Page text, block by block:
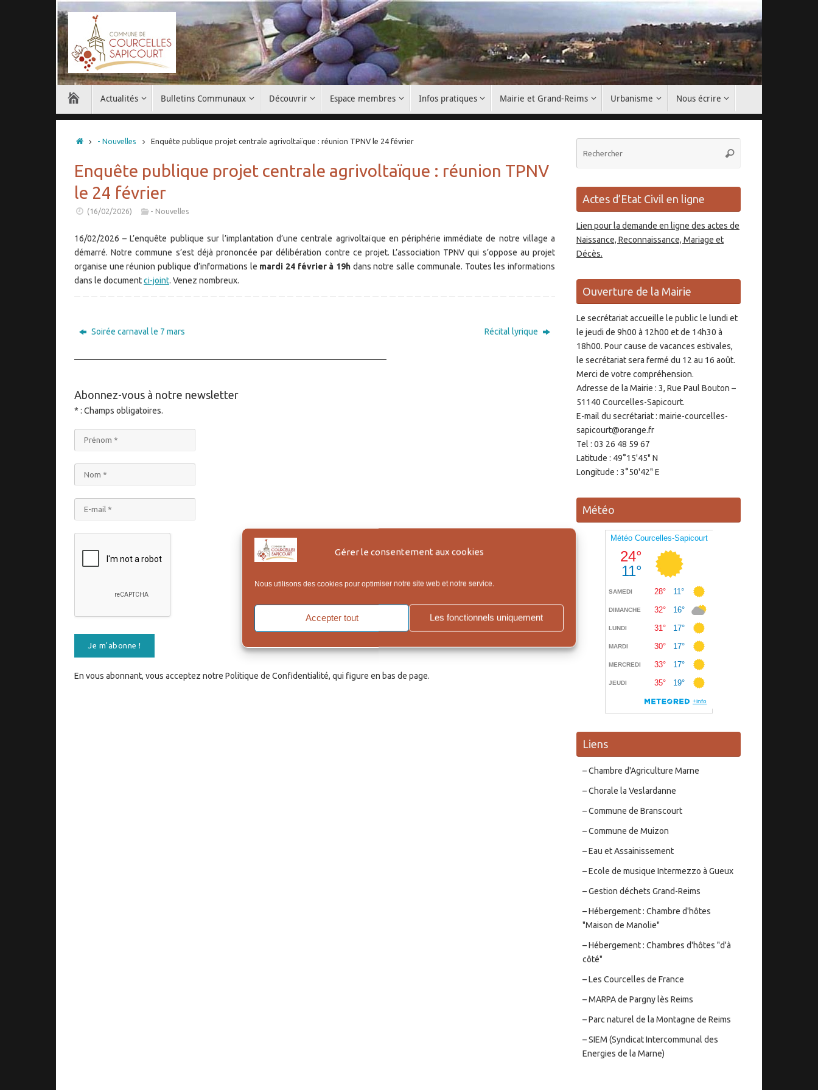
Gérer le consentement aux cookies
Nous utilisons des cookies pour optimiser notre site web et notre service.
Accepter tout Les fonctionnels uniquement
Passer
contenu
Actualités Bulletins Communaux Découvrir Espace membres Infos pratiques Mairie et Grand-Reims Urbanisme Nous écrire
Accueil- Nouvelles Enquête publique projet centrale agrivoltaïque : réunion TPNV le 24 février
Enquête publique projet centrale agrivoltaïque : réunion TPNV
le 24 février
(16/02/2026) - Nouvelles
16/02/2026 – L’enquête publique sur l’implantation d’une centrale agrivoltaïque en périphérie immédiate de notre village a
démarré. Notre commune s’est déjà prononcée par délibération contre ce projet. L’association TPNV qui s’oppose au projet
organise une réunion publique d’informations le mardi 24 février à 19h dans notre salle communale. Toutes les informations
dans le documentci-joint. Venez nombreux.
Soirée carnaval le 7 mars Récital lyrique
Abonnez-vous à notre newsletter
* : Champs obligatoires.
En vous abonnant, vous acceptez notre Politique de Confidentialité, qui figure en bas de page.
Rechercher
Actes d’Etat Civil en ligne
Lien pour la demande en ligne des actes de
Naissance, Reconnaissance, Mariage et
Décès.
Ouverture de la Mairie
Le secrétariat accueille le public le lundi et
le jeudi de 9h00 à 12h00 et de 14h30 à
18h00. Pour cause de vacances estivales,
le secrétariat sera fermé du 12 au 16 août.
Merci de votre compréhension.
Adresse de la Mairie : 3, Rue Paul Bouton –
51140 Courcelles-Sapicourt.
E-mail du secrétariat : mairie-courcelles-
sapicourt@orange.fr
Tel : 03 26 48 59 67
Latitude : 49°15'45" N
Longitude : 3°50'42" E
Météo
Liens
– Chambre d'Agriculture Marne
– Chorale la Veslardanne
– Commune de Branscourt
– Commune de Muizon
– Eau et Assainissement
– Ecole de musique Intermezzo à Gueux
– Gestion déchets Grand-Reims
– Hébergement : Chambre d'hôtes
"Maison de Manolie"
– Hébergement : Chambres d'hôtes "d'à
côté"
– Les Courcelles de France
– MARPA de Pargny lès Reims
– Parc naturel de la Montagne de Reims
– SIEM (Syndicat Intercommunal des
Energies de la Marne)